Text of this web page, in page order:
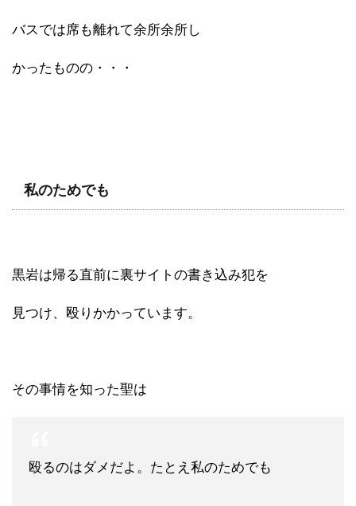
バスでは席も離れて余所余所し
かったものの・・・
私のためでも
黒岩は帰る直前に裏サイトの書き込み犯を
見つけ、殴りかかっています。
その事情を知った聖は
殴るのはダメだよ。たとえ私のためでも